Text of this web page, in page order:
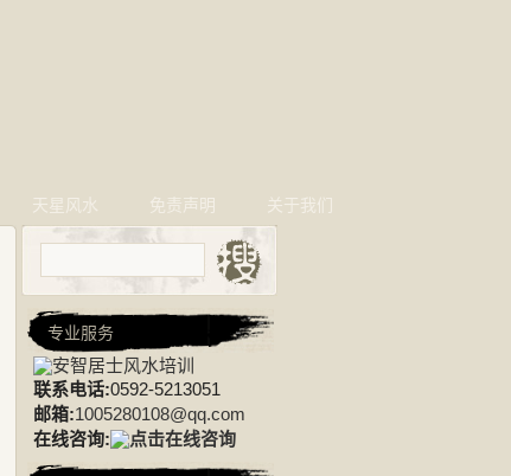
天星风水 免责声明 关于我们
专业服务
联系电话:0592-5213051
邮箱:1005280108@qq.com
在线咨询: